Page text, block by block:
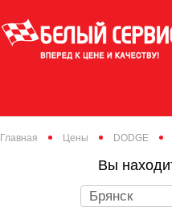
Главная Цены DODGE
Вы
Брянск